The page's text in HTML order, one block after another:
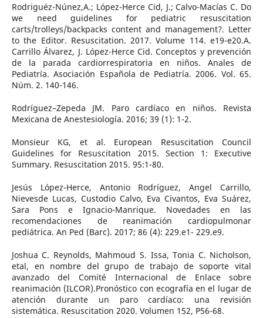
Rodriguéz-Núnez,A.; López-Herce Cid, J.; Calvo-Macías C. Do
we need guidelines for pediatric resuscitation
carts/trolleys/backpacks content and management?. Letter
to the Editor. Resuscitation. 2017. Volume 114. e19-e20.A.
Carrillo Álvarez, J. López-Herce Cid. Conceptos y prevención
de la parada cardiorrespiratoria en niños. Anales de
Pediatría. Asociación Española de Pediatría. 2006. Vol. 65.
Núm. 2. 140-146.
Rodríguez–Zepeda JM. Paro cardíaco en niños. Revista
Mexicana de Anestesiología. 2016; 39 (1): 1-2.
Monsieur KG, et al. European Resuscitation Council
Guidelines for Resuscitation 2015. Section 1: Executive
Summary. Resuscitation 2015. 95:1-80.
Jesús López-Herce, Antonio Rodríguez, Angel Carrillo,
Nievesde Lucas, Custodio Calvo, Eva Civantos, Eva Suárez,
Sara Pons e Ignacio-Manrique. Novedades en las
recomendaciones de reanimación cardiopulmonar
pediátrica. An Ped (Barc). 2017; 86 (4): 229.e1- 229.e9.
Joshua C. Reynolds, Mahmoud S. Issa, Tonia C. Nicholson,
etal, en nombre del grupo de trabajo de soporte vital
avanzado del Comité Internacional de Enlace sobre
reanimación (ILCOR).Pronóstico con ecografía en el lugar de
atención durante un paro cardíaco: una revisión
sistemática. Resuscitation 2020. Volumen 152, P56-68.